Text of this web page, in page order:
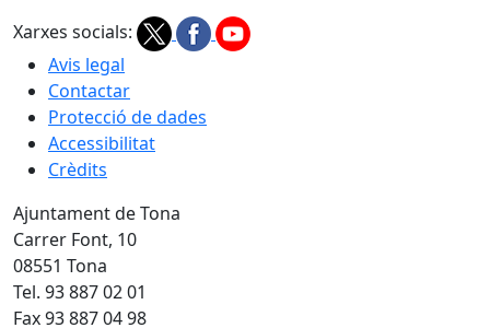
Xarxes socials:
Avis legal
Contactar
Protecció de dades
Accessibilitat
Crèdits
Ajuntament de Tona
Carrer Font, 10
08551 Tona
Tel. 93 887 02 01
Fax 93 887 04 98